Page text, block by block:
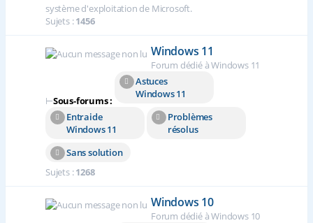
système d'exploitation de Microsoft.
Sujets :1456
Windows 11
Forum dédié à Windows 11
⊢Sous-forums :
Astuces
Windows 11
Entraide
Windows 11
Problèmes
résolus
Sans solution
Sujets :1268
Windows 10
Forum dédié à Windows 10